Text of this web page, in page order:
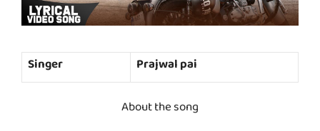
Singer
Prajwal pai
About the song